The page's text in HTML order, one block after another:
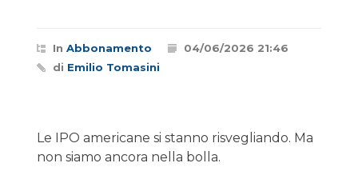
In Abbonamento
04/06/2026 21:46
di Emilio Tomasini
Le IPO americane si stanno risvegliando. Ma
non siamo ancora nella bolla.